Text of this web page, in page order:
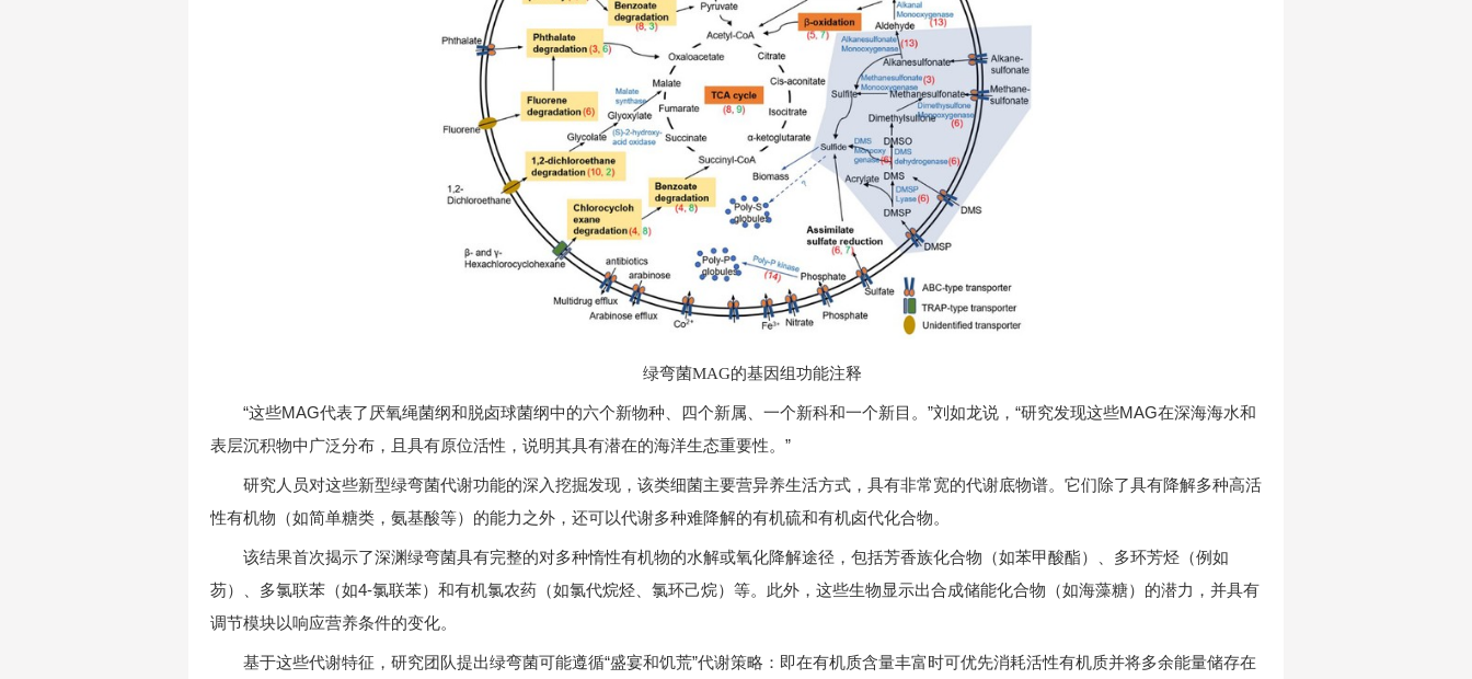
绿弯菌MAG的基因组功能注释
“这些MAG代表了厌氧绳菌纲和脱卤球菌纲中的六个新物种、四个新属、一个新科和一个新目。”刘如龙说，“研究发现这些MAG在深海海水和
表层沉积物中广泛分布，且具有原位活性，说明其具有潜在的海洋生态重要性。”
研究人员对这些新型绿弯菌代谢功能的深入挖掘发现，该类细菌主要营异养生活方式，具有非常宽的代谢底物谱。它们除了具有降解多种高活
性有机物（如简单糖类，氨基酸等）的能力之外，还可以代谢多种难降解的有机硫和有机卤代化合物。
该结果首次揭示了深渊绿弯菌具有完整的对多种惰性有机物的水解或氧化降解途径，包括芳香族化合物（如苯甲酸酯）、多环芳烃（例如
芴）、多氯联苯（如4-氯联苯）和有机氯农药（如氯代烷烃、氯环己烷）等。此外，这些生物显示出合成储能化合物（如海藻糖）的潜力，并具有
调节模块以响应营养条件的变化。
基于这些代谢特征，研究团队提出绿弯菌可能遵循“盛宴和饥荒”代谢策略：即在有机质含量丰富时可优先消耗活性有机质并将多余能量储存在